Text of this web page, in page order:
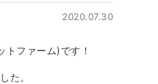
2020.07.30
ファーム)です！
た。